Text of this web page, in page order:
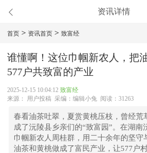
资讯详情
首页 > 资讯首页 > 致富经
谁懂啊！这位巾帼新农人，把
577户共致富的产业
2025-12-15 10:04:12 致富经
来源： 用户投稿 采编：编辑小兔 阅读：31263
春看油茶吐翠，夏赏黄桃压枝，曾经荒
成了沅陵县乡亲们的“致富园”。在湖南
巾帼新农人周桂群，用二十余年的坚守
油茶和黄桃做成了富民产业，让577户